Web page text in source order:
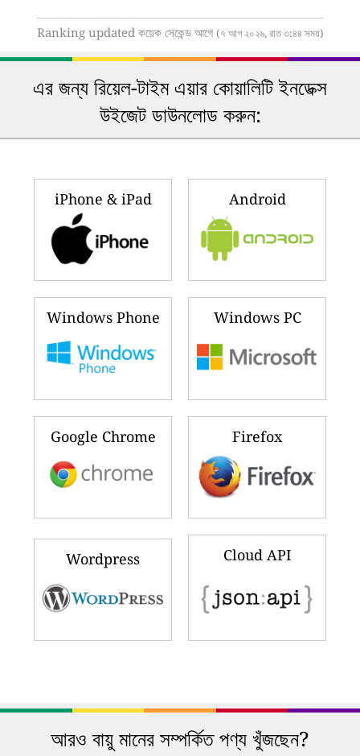
Ranking updated কয়েক সেকেন্ড আগে (৭ আগ ২০২৬, রাত ৩:৪৪ সময়)
এর জন্য রিয়েল-টাইম এয়ার কোয়ালিটি ইনডেক্স
উইজেট ডাউনলোড করুন:
iPhone & iPad Android
Windows Phone Windows PC
Google Chrome Firefox
Wordpress Cloud API
আরও বায়ু মানের সম্পর্কিত পণ্য খুঁজছেন?